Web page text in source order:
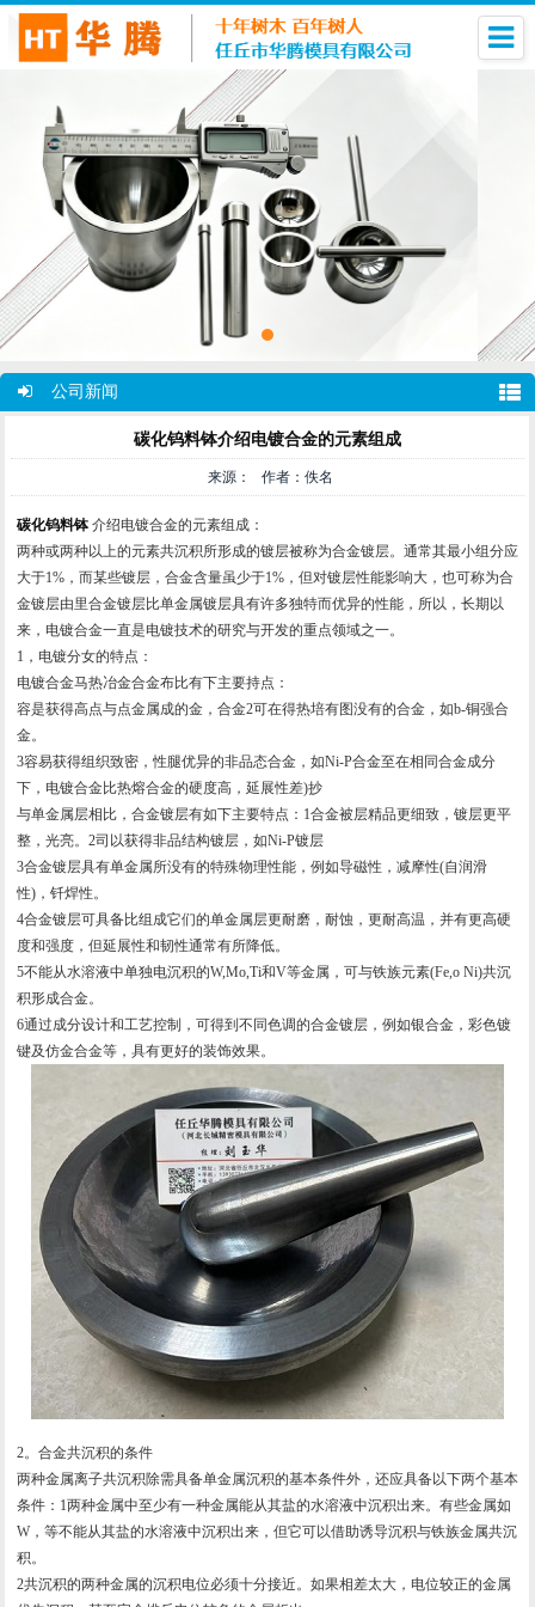
公司新闻
碳化钨料钵介绍电镀合金的元素组成
来源： 作者：佚名
碳化钨料钵 介绍电镀合金的元素组成：
两种或两种以上的元素共沉积所形成的镀层被称为合金镀层。通常其最小组分应
大于1%，而某些镀层，合金含量虽少于1%，但对镀层性能影响大，也可称为合
金镀层由里合金镀层比单金属镀层具有许多独特而优异的性能，所以，长期以
来，电镀合金一直是电镀技术的研究与开发的重点领域之一。
1，电镀分女的特点 ：
电镀合金马热冶金合金布比有下主要持点：
容是获得高点与点金属成的金，合金2可在得热培有图没有的合金，如b-铜强合
金。
3容易获得组织致密，性腿优异的非品态合金，如Ni-P合金至在相同合金成分
下，电镀合金比热熔合金的硬度高，延展性差)抄
与单金属层相比，合金镀层有如下主要特点：1合金被层精品更细致，镀层更平
整，光亮。2司以获得非品结构镀层，如Ni-P镀层
3合金镀层具有单金属所没有的特殊物理性能，例如导磁性，减摩性(自润滑
性)，钎焊性。
4合金镀层可具备比组成它们的单金属层更耐磨，耐蚀，更耐高温，并有更高硬
度和强度，但延展性和韧性通常有所降低。
5不能从水溶液中单独电沉积的W,Mo,Ti和V等金属，可与铁族元素(Fe,o Ni)共沉
积形成合金。
6通过成分设计和工艺控制，可得到不同色调的合金镀层，例如银合金，彩色镀
键及仿金合金等，具有更好的装饰效果。
2。合金共沉积的条件
两种金属离子共沉积除需具备单金属沉积的基本条件外，还应具备以下两个基本
条件：1两种金属中至少有一种金属能从其盐的水溶液中沉积出来。有些金属如
W，等不能从其盐的水溶液中沉积出来，但它可以借助诱导沉积与铁族金属共沉
积。
2共沉积的两种金属的沉积电位必须十分接近。如果相差太大，电位较正的金属